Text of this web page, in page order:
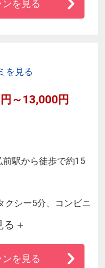
拠点に位置してお
ち申し上げており
を見る
を見る
～13,000円
前駅から徒歩で約15
クシー5分、コンビニ
ご利用頂けます。
る
を見る